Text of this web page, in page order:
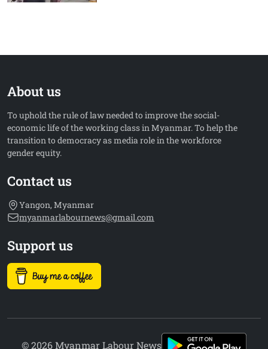
About us
To uphold the rule of law needed to improve the social-
economic life of the working class in Myanmar. To help the
transition to democracy as media role in the workforce
gender equity.
Contact us
Yangon, Myanmar
myanmarlabournews@gmail.com
Support us
© 2026 Myanmar Labour News